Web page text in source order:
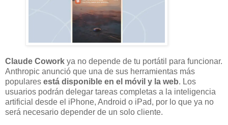
Claude Cowork ya no depende de tu portátil para funcionar.
Anthropic anunció que una de sus herramientas más
populares está disponible en el móvil y la web. Los
usuarios podrán delegar tareas completas a la inteligencia
artificial desde el iPhone, Android o iPad, por lo que ya no
será necesario depender de un solo cliente.